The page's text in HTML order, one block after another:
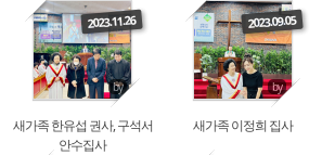
2023.11.26
by
Read More
새가족 한유섭 권사, 구석서
안수집사
2023.09.05
by
Read More
새가족 이정희 집사